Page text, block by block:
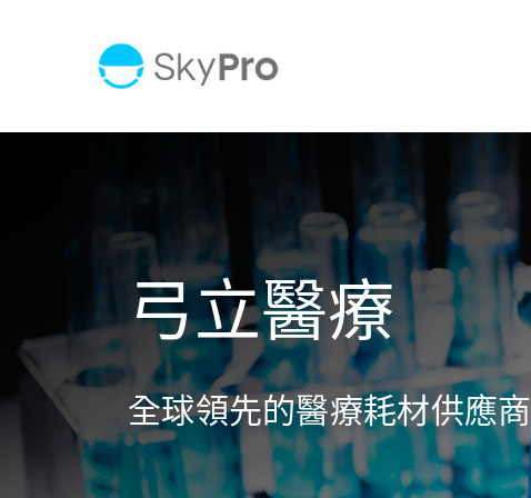
弓立醫療
全球領先的醫療耗材供應商